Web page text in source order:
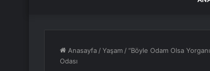
Anasayfa /Yaşam /“Böyle Odam Olsa
Odası